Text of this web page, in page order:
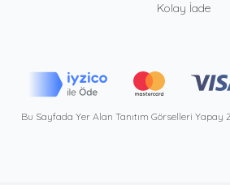
Kolay İade
Bu Sayfada Yer Alan Tanıtım Görselleri